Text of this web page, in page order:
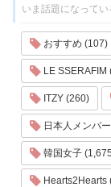
いま話題になってい
おすすめ (107)
LE SSERAFIM
ITZY (260)
日本人メンバ
韓国女子
Hearts2Hearts